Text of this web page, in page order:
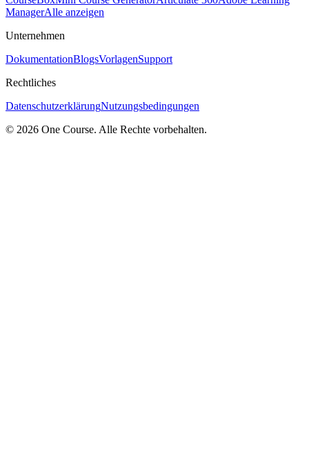
ManagerAlle anzeigen
Unternehmen
DokumentationBlogsVorlagenSupport
Rechtliches
DatenschutzerklärungNutzungsbedingungen
© 2026 One Course. Alle Rechte vorbehalten.